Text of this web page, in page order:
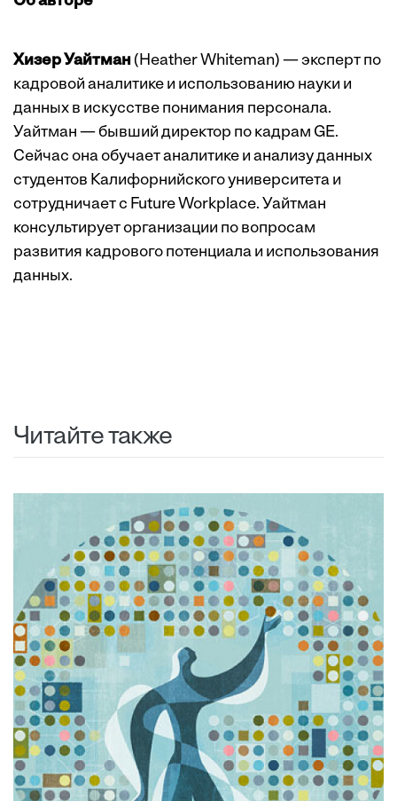
Хизер Уайтман (Heather Whiteman) — эксперт по
кадровой аналитике и использованию науки и
данных в искусстве понимания персонала.
Уайтман — бывший директор по кадрам GE.
Сейчас она обучает аналитике и анализу данных
студентов Калифорнийского университета и
сотрудничает с Future Workplace. Уайтман
консультирует организации по вопросам
развития кадрового потенциала и использования
данных.
Читайте также